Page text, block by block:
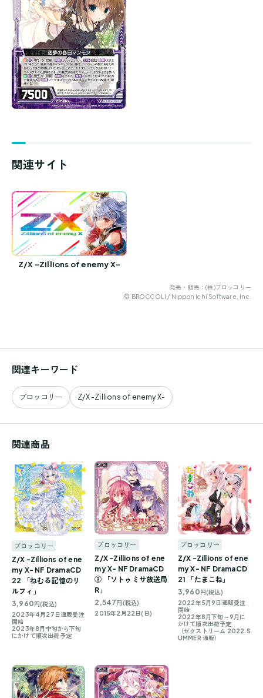
関連サイト
Z/X -Zillions of enemy X-
発売・販売：(株)ブロッコリー
© BROCCOLI / Nippon Ichi Software, Inc.
関連キーワード
ブロッコリー Z/X -Zillions of enemy X-
関連商品
ブロッコリー
Z/X -Zillions of ene
my X- NF DramaCD
22 「ねむる記憶のリ
ルフィ」
3,960円(税込)
2023年4月27日通販受注
開始
2023年8月中旬から下旬
にかけて順次出荷予定
ブロッコリー
Z/X -Zillions of ene
my X- NF DramaCD
③ 「ソトゥミサ放送局
R」
2,547円(税込)
2015年2月22日(日)
ブロッコリー
Z/X -Zillions of ene
my X- NF DramaCD
21 「たまこね」
3,960円(税込)
2022年5月9日通販受注
開始
2022年8月下旬～9月に
かけて順次出荷予定
（ゼクストリーム 2022.S
UMMER 通販）